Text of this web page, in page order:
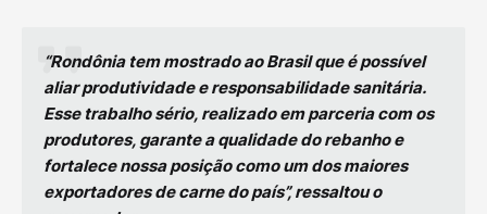
“Rondônia tem mostrado ao Brasil que é possível
aliar produtividade e responsabilidade sanitária.
Esse trabalho sério, realizado em parceria com os
produtores, garante a qualidade do rebanho e
fortalece nossa posição como um dos maiores
exportadores de carne do país”, ressaltou o